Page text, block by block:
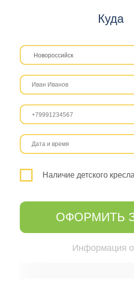
Куда
Наличие детского кресла
ОФОРМИТЬ
Информация о